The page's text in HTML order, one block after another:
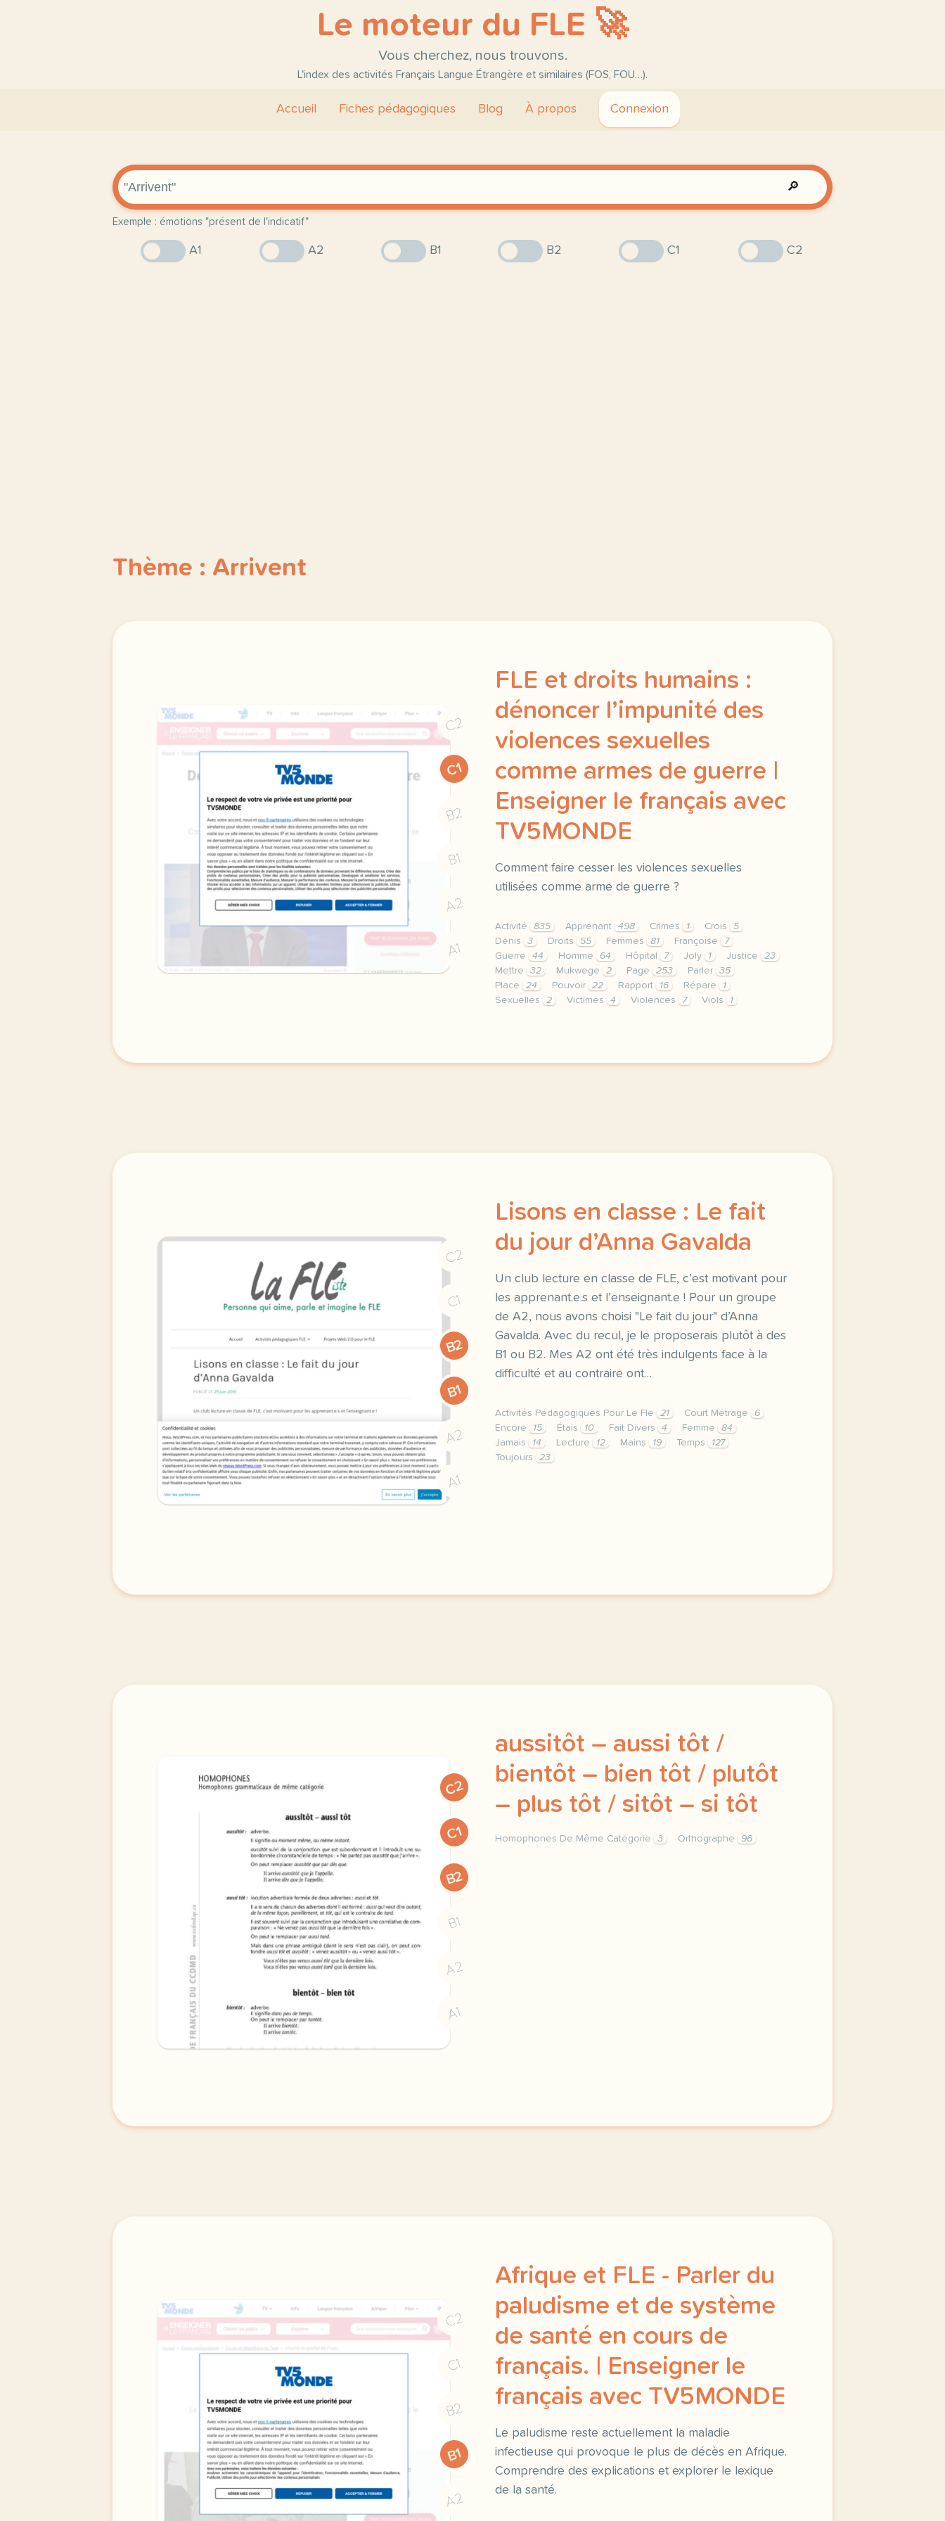
Le moteur du FLE 🚀
Vous cherchez, nous trouvons.
L'index des activités Français Langue Étrangère et similaires (FOS, FOU…).
Accueil Fiches pédagogiques Blog À propos Connexion
🔎
Exemple : émotions "présent de l'indicatif"
A1 A2 B1 B2 C1 C2
Thème : Arrivent
C2
C1
B2
B1
A2
A1
FLE et droits humains :
dénoncer l’impunité des
violences sexuelles
comme armes de guerre |
Enseigner le français avec
TV5MONDE
Comment faire cesser les violences sexuelles
utilisées comme arme de guerre ?
Activité 835 Apprenant 498 Crimes 1 Crois
5
Denis
3 Droits 55 Femmes 81 Françoise
7
Guerre
44 Homme 64 Hôpital 7 Joly 1 Justice
23
Mettre
32 Mukwege 2 Page 253 Parler
35
Place
24 Pouvoir 22 Rapport 16 Répare
1
Sexuelles
2 Victimes 4 Violences 7 Viols 1
C2
C1
B2
B1
A2
A1
Lisons en classe : Le fait
du jour d’Anna Gavalda
Un club lecture en classe de FLE, c’est motivant pour
les apprenant.e.s et l’enseignant.e ! Pour un groupe
de A2, nous avons choisi "Le fait du jour" d’Anna
Gavalda. Avec du recul, je le proposerais plutôt à des
B1 ou B2. Mes A2 ont été très indulgents face à la
difficulté et au contraire ont…
Activités Pédagogiques Pour Le Fle 21 Court Métrage
6
Encore
15 Étais 10 Fait Divers 4 Femme
84
Jamais
14 Lecture 12 Mains 19 Temps
127
Toujours
23
C2
C1
B2
B1
A2
A1
aussitôt – aussi tôt /
bientôt – bien tôt / plutôt
– plus tôt / sitôt – si tôt
Homophones De Même Catégorie 3 Orthographe 96
C2
C1
B2
B1
A2
Afrique et FLE - Parler du
paludisme et de système
de santé en cours de
français. | Enseigner le
français avec TV5MONDE
Le paludisme reste actuellement la maladie
infectieuse qui provoque le plus de décès en Afrique.
Comprendre des explications et explorer le lexique
de la santé.